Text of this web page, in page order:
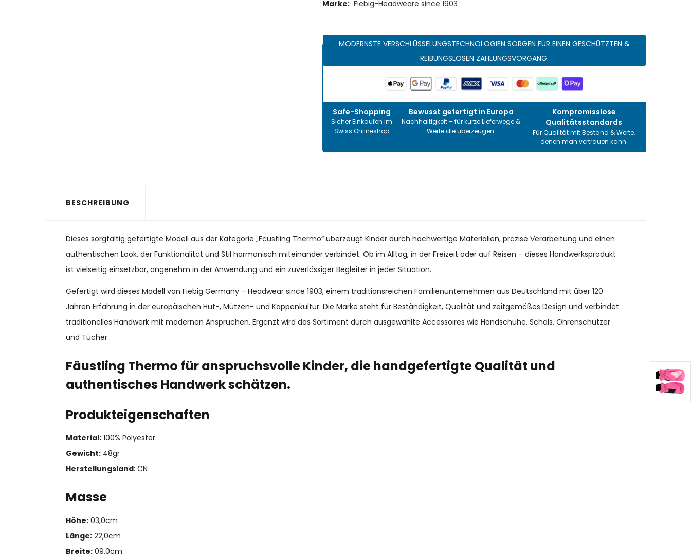
Marke: Fiebig-Headweare since 1903
MODERNSTE VERSCHLÜSSELUNGSTECHNOLOGIEN SORGEN FÜR EINEN GESCHÜTZTEN &
REIBUNGSLOSEN ZAHLUNGSVORGANG.
Safe-Shopping
Sicher Einkaufen im
Swiss Onlineshop
Bewusst gefertigt in Europa
Nachhaltigkeit – für kurze Lieferwege &
Werte die überzeugen.
Kompromisslose
Qualitätsstandards
Für Qualität mit Bestand & Werte,
denen man vertrauen kann.
BESCHREIBUNG
Dieses sorgfältig gefertigte Modell aus der Kategorie „Fäustling Thermo“ überzeugt Kinder durch hochwertige Materialien, präzise Verarbeitung und einen
authentischen Look, der Funktionalität und Stil harmonisch miteinander verbindet. Ob im Alltag, in der Freizeit oder auf Reisen – dieses Handwerksprodukt
ist vielseitig einsetzbar, angenehm in der Anwendung und ein zuverlässiger Begleiter in jeder Situation.
Gefertigt wird dieses Modell von Fiebig Germany – Headwear since 1903, einem traditionsreichen Familienunternehmen aus Deutschland mit über 120
Jahren Erfahrung in der europäischen Hut-, Mützen- und Kappenkultur. Die Marke steht für Beständigkeit, Qualität und zeitgemäßes Design und verbindet
traditionelles Handwerk mit modernen Ansprüchen. Ergänzt wird das Sortiment durch ausgewählte Accessoires wie Handschuhe, Schals, Ohrenschützer
und Tücher.
Fäustling Thermo für anspruchsvolle Kinder, die handgefertigte Qualität und
authentisches Handwerk schätzen.
Produkteigenschaften
Material: 100% Polyester
Gewicht: 48gr
Herstellungsland: CN
Masse
Höhe: 03,0cm
Länge: 22,0cm
Breite: 09,0cm